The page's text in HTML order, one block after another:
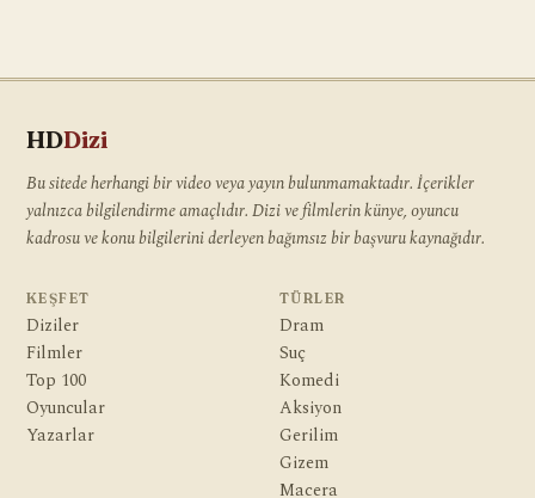
HDDizi
Bu sitede herhangi bir video veya yayın bulunmamaktadır. İçerikler
yalnızca bilgilendirme amaçlıdır. Dizi ve filmlerin künye, oyuncu
kadrosu ve konu bilgilerini derleyen bağımsız bir başvuru kaynağıdır.
KEŞFET
Diziler
Filmler
Top 100
Oyuncular
Yazarlar
TÜRLER
Dram
Suç
Komedi
Aksiyon
Gerilim
Gizem
Macera